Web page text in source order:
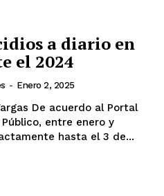
a diario en
el 2024
- Enero 2, 2025
al Portal
entre enero y
hasta el 3 de...